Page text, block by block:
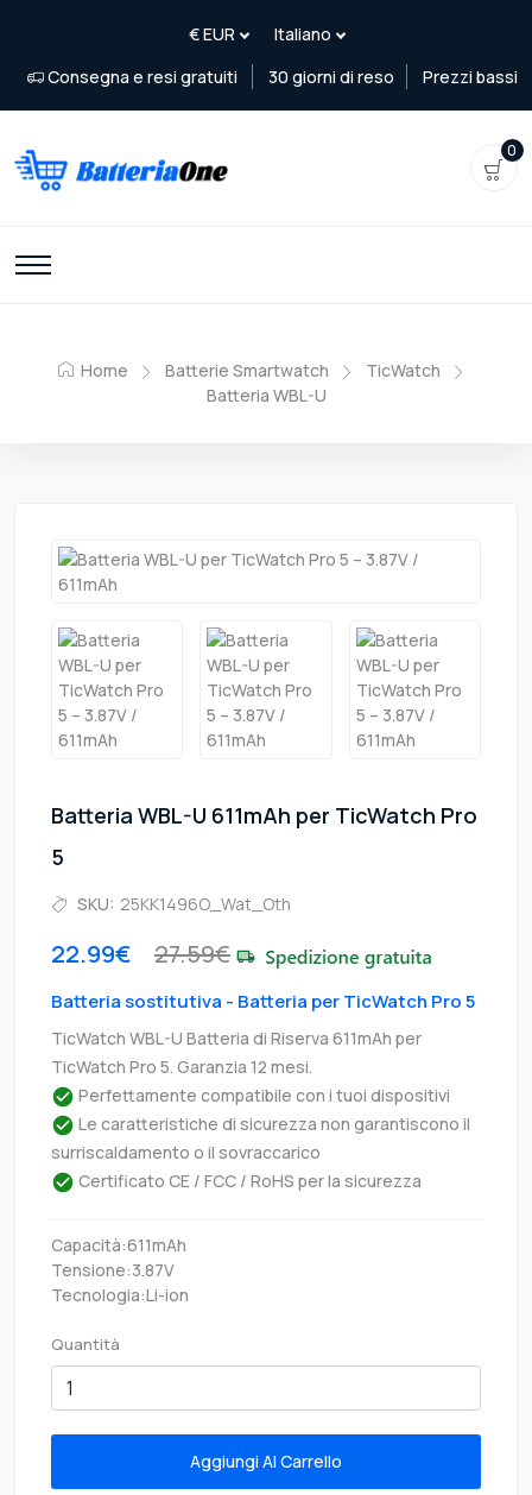
Consegna e resi gratuiti 30 giorni di reso Prezzi bassi
0
Home Batterie Smartwatch
TicWatch
Batteria WBL-U
Batteria WBL-U 611mAh per TicWatch Pro
5
SKU: 25KK1496O_Wat_Oth
22.99€ 27.59€
Batteria sostitutiva - Batteria per TicWatch Pro 5
TicWatch WBL-U Batteria di Riserva 611mAh per
TicWatch Pro 5. Garanzia 12 mesi.
Perfettamente compatibile con i tuoi dispositivi
Le caratteristiche di sicurezza non garantiscono il
surriscaldamento o il sovraccarico
Certificato CE / FCC / RoHS per la sicurezza
Capacità:611mAh
Tensione:3.87V
Tecnologia:Li-ion
Quantità
Aggiungi Al Carrello